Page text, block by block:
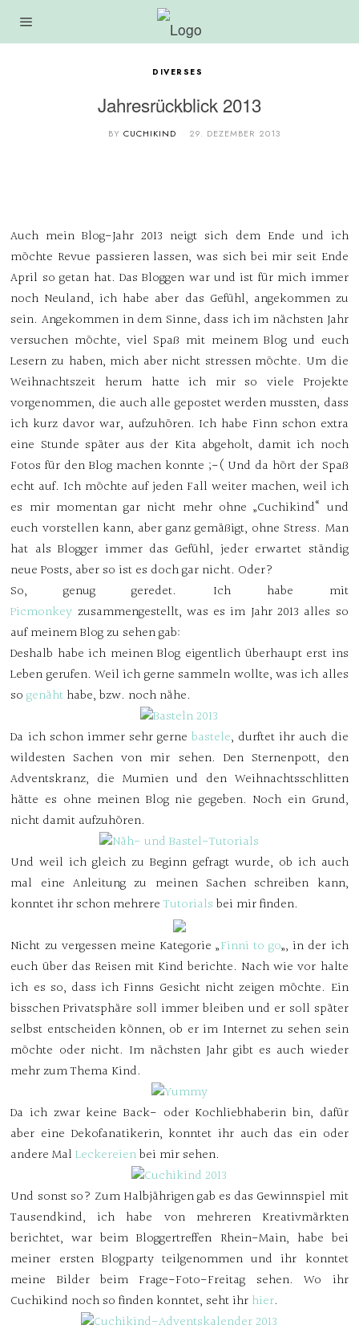
DIVERSES
Jahresrückblick 2013
BYCUCHIKIND 29. DEZEMBER 2013
Auch mein Blog-Jahr 2013 neigt sich dem Ende und ich
möchte Revue passieren lassen, was sich bei mir seit Ende
April so getan hat. Das Bloggen war und ist für mich immer
noch Neuland, ich habe aber das Gefühl, angekommen zu
sein. Angekommen in dem Sinne, dass ich im nächsten Jahr
versuchen möchte, viel Spaß mit meinem Blog und euch
Lesern zu haben, mich aber nicht stressen möchte. Um die
Weihnachtszeit herum hatte ich mir so viele Projekte
vorgenommen, die auch alle gepostet werden mussten, dass
ich kurz davor war, aufzuhören. Ich habe Finn schon extra
eine Stunde später aus der Kita abgeholt, damit ich noch
Fotos für den Blog machen konnte ;-( Und da hört der Spaß
echt auf. Ich möchte auf jeden Fall weiter machen, weil ich
es mir momentan gar nicht mehr ohne „Cuchikind“ und
euch vorstellen kann, aber ganz gemäßigt, ohne Stress. Man
hat als Blogger immer das Gefühl, jeder erwartet ständig
neue Posts, aber so ist es doch gar nicht. Oder?
So, genug geredet. Ich habe mit
Picmonkey zusammengestellt, was es im Jahr 2013 alles so
auf meinem Blog zu sehen gab:
Deshalb habe ich meinen Blog eigentlich überhaupt erst ins
Leben gerufen. Weil ich gerne sammeln wollte, was ich alles
sogenäht habe, bzw. noch nähe.
Da ich schon immer sehr gernebastele, durftet ihr auch die
wildesten Sachen von mir sehen. Den Sternenpott, den
Adventskranz, die Mumien und den Weihnachtsschlitten
hätte es ohne meinen Blog nie gegeben. Noch ein Grund,
nicht damit aufzuhören.
Und weil ich gleich zu Beginn gefragt wurde, ob ich auch
mal eine Anleitung zu meinen Sachen schreiben kann,
konntet ihr schon mehrereTutorials bei mir finden.
Nicht zu vergessen meine Kategorie „Finni to go„, in der ich
euch über das Reisen mit Kind berichte. Nach wie vor halte
ich es so, dass ich Finns Gesicht nicht zeigen möchte. Ein
bisschen Privatsphäre soll immer bleiben und er soll später
selbst entscheiden können, ob er im Internet zu sehen sein
möchte oder nicht. Im nächsten Jahr gibt es auch wieder
mehr zum Thema Kind.
Da ich zwar keine Back- oder Kochliebhaberin bin, dafür
aber eine Dekofanatikerin, konntet ihr auch das ein oder
andere MalLeckereienbei mir sehen.
Und sonst so? Zum Halbjährigen gab es das Gewinnspiel mit
Tausendkind, ich habe von mehreren Kreativmärkten
berichtet, war beim Bloggertreffen Rhein-Main, habe bei
meiner ersten Blogparty teilgenommen und ihr konntet
meine Bilder beim Frage-Foto-Freitag sehen. Wo ihr
Cuchikind noch so finden konntet, seht ihr hier.